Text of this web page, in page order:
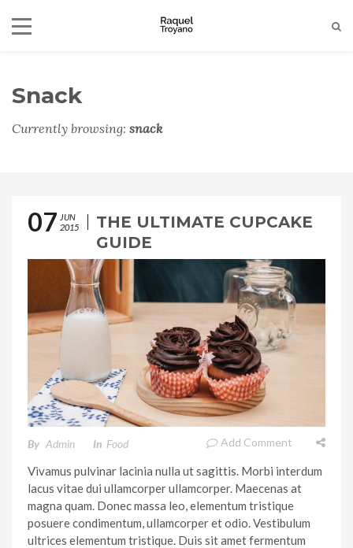
Snack
Currently browsing: snack
07 JUN
2015
THE ULTIMATE CUPCAKE
GUIDE
By Admin In Food Add Comment
Vivamus pulvinar lacinia nulla ut sagittis. Morbi interdum
lacus vitae dui ullamcorper ullamcorper. Maecenas at
magna quam. Donec massa leo, elementum tristique
posuere condimentum, ullamcorper et odio. Vestibulum
ultrices elementum tristique. Duis sit amet fermentum